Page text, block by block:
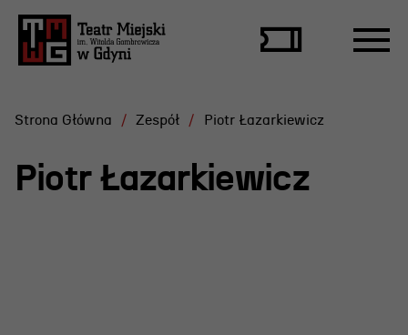
Repertuar
Strona Główna Zespół Piotr Łazarkiewicz
Piotr Łazarkiewicz